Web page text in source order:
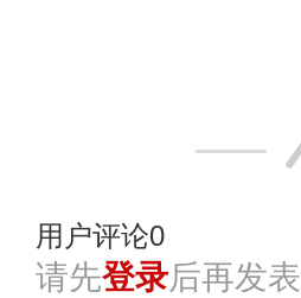
用户评论0
请先登录后再发